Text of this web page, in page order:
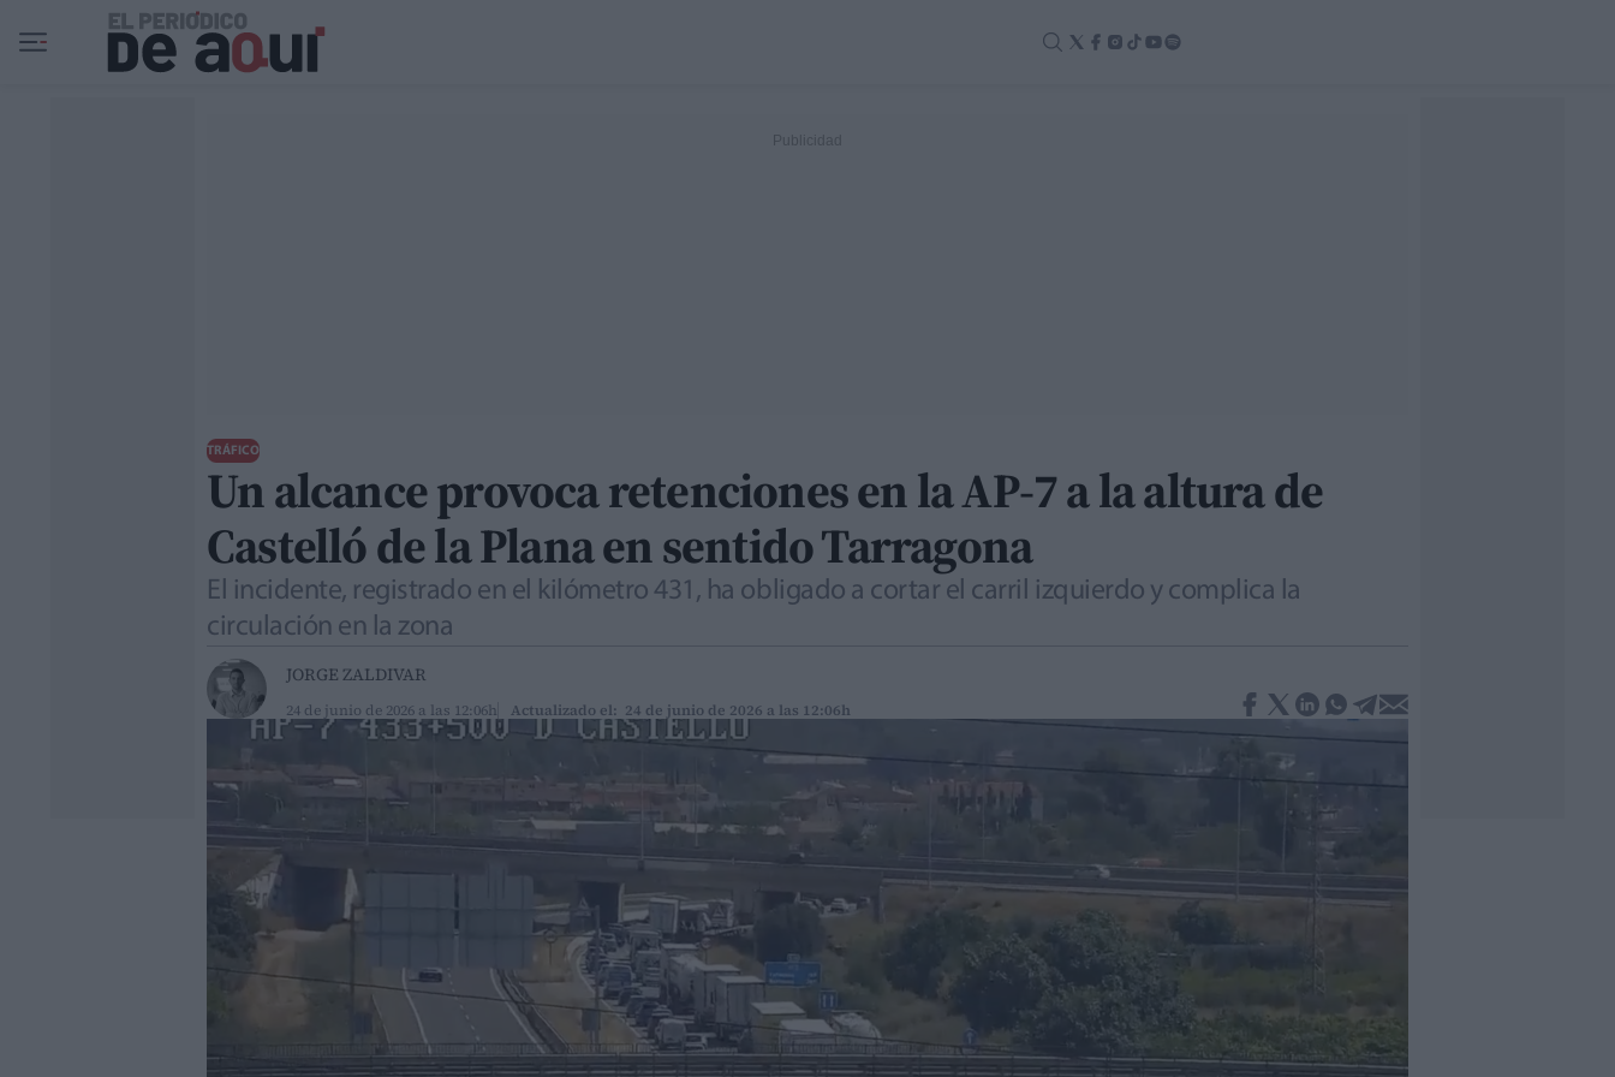
Ir al contenido principal
TRÁFICO
Un alcance provoca retenciones en la AP-7 a la altura de
Castelló de la Plana en sentido Tarragona
El incidente, registrado en el kilómetro 431, ha obligado a cortar el carril izquierdo y complica la
circulación en la zona
JORGE ZALDIVAR
24 de junio de 2026 a las 12:06h Actualizado el: 24 de junio de 2026 a las 12:06h